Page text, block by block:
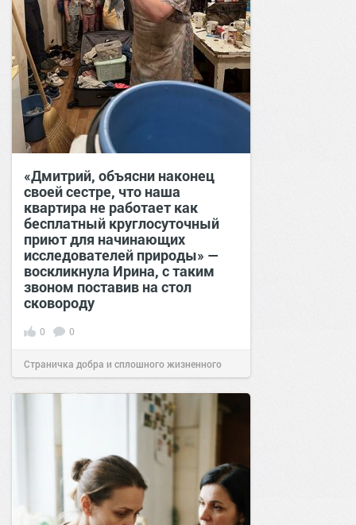
«Дмитрий, объясни наконец
своей сестре, что наша
квартира не работает как
бесплатный круглосуточный
приют для начинающих
исследователей природы» —
воскликнула Ирина, с таким
звоном поставив на стол
сковороду
0 0
Страничка добра и сплошного жизненного
позитива! 00:2807 авг 2026